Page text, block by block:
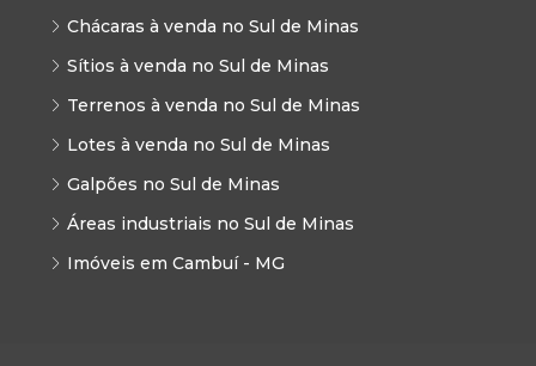
Chácaras à venda no Sul de Minas
Sítios à venda no Sul de Minas
Terrenos à venda no Sul de Minas
Lotes à venda no Sul de Minas
Galpões no Sul de Minas
Áreas industriais no Sul de Minas
Imóveis em Cambuí - MG